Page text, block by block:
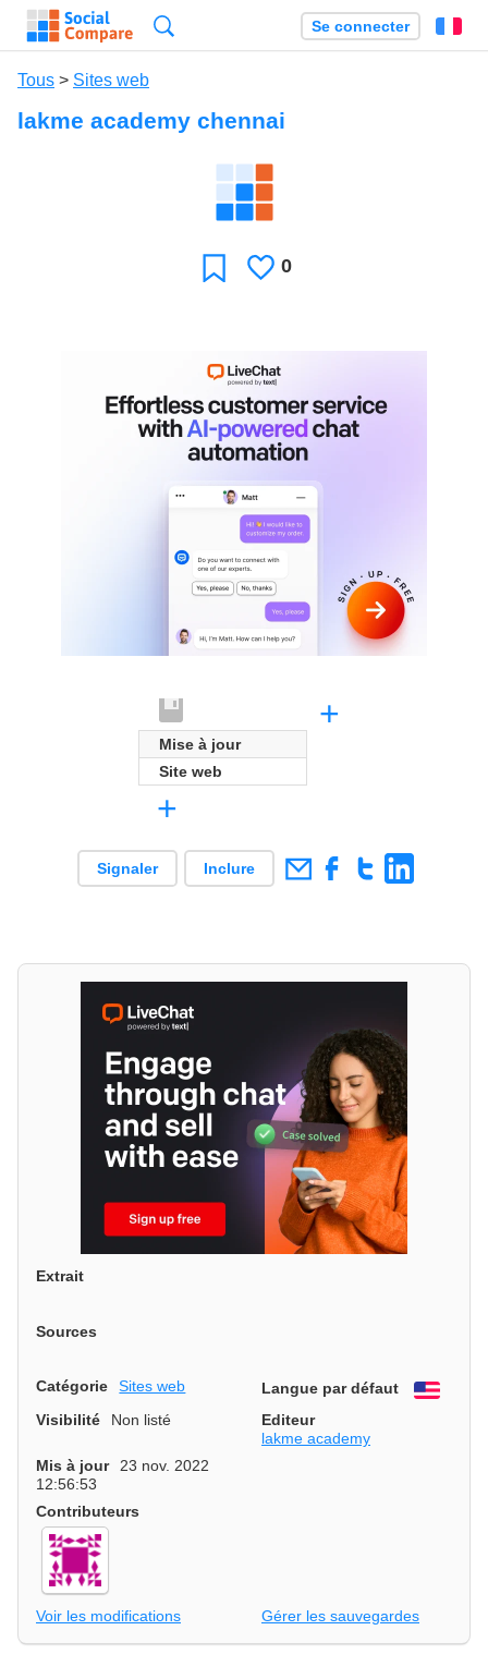
Se connecter
Tous > Sites web
lakme academy chennai
Favori J'aime
0
Mise à jour
Site web
+
+
Signaler Inclure
Extrait
Sources
Catégorie Sites web Langue par défaut
Visibilité
Non listé
Editeur
lakme academy
Mis à jour
23 nov. 2022
12:56:53
Contributeurs
Voir les modifications Gérer les sauvegardes